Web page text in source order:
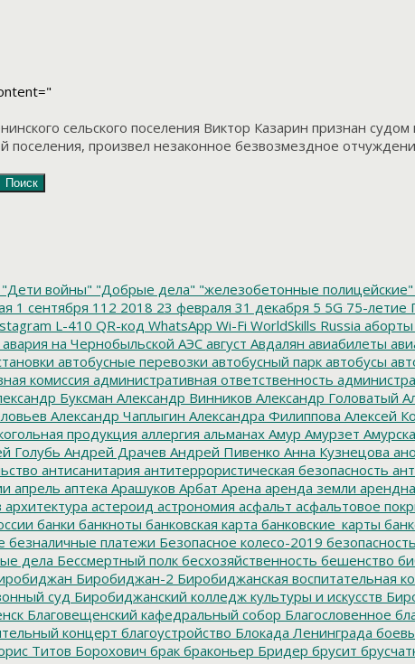
сельского поселения Виктор Казарин признан
поселения, произвел незаконное безвозмездное
"Дети войны" "Добрые дела" "железобетонные полицейские"
1 сентября 112 2018 23 февраля 31 декабря 5 5G 75-летие
L-410 QR-код WhatsApp Wi-Fi WorldSkills Russia аборты
авария на Чернобыльской АЭС август Авдалян авиабилеты
автобусные перевозки автобусный парк автобусы
комиссия административная ответственность
Буксман Александр Винников Александр Головатый
Александр Чаплыгин Александра Филиппова Алексей
продукция аллергия альманах Амур Амурзет
Голубь Андрей Драчев Андрей Пивенко Анна Кузнецова
антисанитария антитеррористическая безопасность
апрель аптека Арашуков Арбат Арена аренда земли
архитектура астероид астрономия асфальт асфальтовое
банки банкноты банковская карта банковские_карты
безналичные платежи Безопасное колесо-2019 безопасность
дела Бессмертный полк бесхозяйственность бешенство
Биробиджан-2 Биробиджанская воспитательная
суд Биробиджанский колледж культуры и искусств
Благовещенский кафедральный собор Благословенное
концерт благоустройство Блокада Ленинграда
Титов Борохович брак браконьер Бридер брусит